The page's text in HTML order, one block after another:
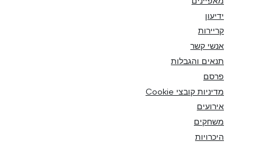
ידיעון
קריירות
אנשי קשר
תנאים והגבלות
פרסם
מדיניות קובצי Cookie
אירועים
משחקים
היכרויות